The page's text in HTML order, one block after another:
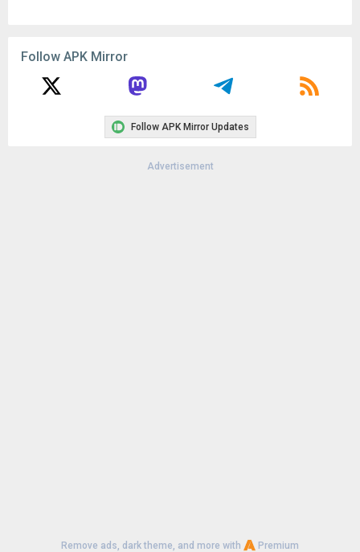
Follow APK Mirror
Follow APK Mirror Updates
Advertisement
Remove ads, dark theme, and more with Premium